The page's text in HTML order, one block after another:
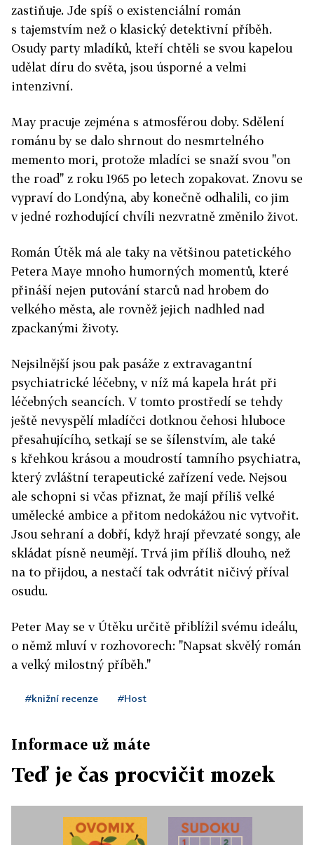
zastiňuje. Jde spíš o existenciální román
s tajemstvím než o klasický detektivní příběh.
Osudy party mladíků, kteří chtěli se svou kapelou
udělat díru do světa, jsou úsporné a velmi
intenzivní.
May pracuje zejména s atmosférou doby. Sdělení
románu by se dalo shrnout do nesmrtelného
memento mori, protože mladíci se snaží svou "on
the road" z roku 1965 po letech zopakovat. Znovu se
vypraví do Londýna, aby konečně odhalili, co jim
v jedné rozhodující chvíli nezvratně změnilo život.
Román Útěk má ale taky na většinou patetického
Petera Maye mnoho humorných momentů, které
přináší nejen putování starců nad hrobem do
velkého města, ale rovněž jejich nadhled nad
zpackanými životy.
Nejsilnější jsou pak pasáže z extravagantní
psychiatrické léčebny, v níž má kapela hrát při
léčebných seancích. V tomto prostředí se tehdy
ještě nevyspělí mladíčci dotknou čehosi hluboce
přesahujícího, setkají se se šílenstvím, ale také
s křehkou krásou a moudrostí tamního psychiatra,
který zvláštní terapeutické zařízení vede. Nejsou
ale schopni si včas přiznat, že mají příliš velké
umělecké ambice a přitom nedokážou nic vytvořit.
Jsou sehraní a dobří, když hrají převzaté songy, ale
skládat písně neumějí. Trvá jim příliš dlouho, než
na to přijdou, a nestačí tak odvrátit ničivý příval
osudu.
Peter May se v Útěku určitě přiblížil svému ideálu,
o němž mluví v rozhovorech: "Napsat skvělý román
a velký milostný příběh."
#knižní recenze #Host
Informace už máte
Teď je čas procvičit mozek